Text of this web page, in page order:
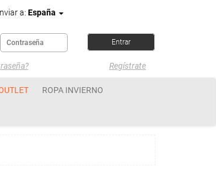
a: España
Regístrate
ROPA INVIERNO